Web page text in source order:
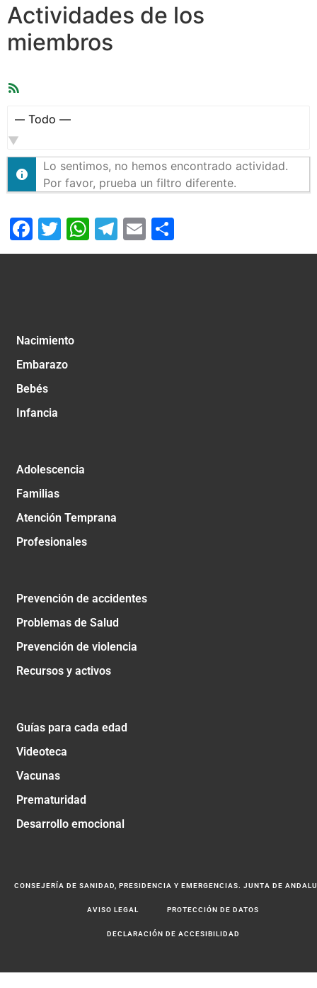
Actividades de los
miembros
Mostrar:
Lo sentimos, no hemos encontrado actividad.
Por favor, prueba un filtro diferente.
Facebook
Twitter
WhatsApp
Telegram
Email
Nacimiento
Embarazo
Bebés
Infancia
Adolescencia
Familias
Atención Temprana
Profesionales
Prevención de accidentes
Problemas de Salud
Prevención de violencia
Recursos y activos
Guías para cada edad
Videoteca
Vacunas
Prematuridad
Desarrollo emocional
CONSEJERÍA DE SANIDAD, PRESIDENCIA Y EMERGENCIAS. JUNTA DE
AVISO LEGAL PROTECCIÓN DE DATOS
DECLARACIÓN DE ACCESIBILIDAD